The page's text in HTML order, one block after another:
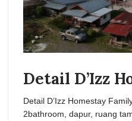
Detail D’Izz
Detail D’Izz Homestay
2bathroom, dapur, ruang